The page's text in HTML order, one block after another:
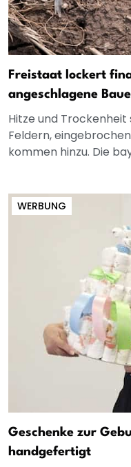
Freistaat lockert
angeschlagene
Hitze und
Feldern,
kommen hinzu. Die
WERBUNG
Geschenke zur
handgefertigt